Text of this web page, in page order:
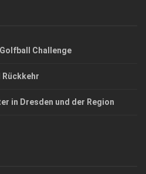
Challenge
Rückkehr
in Dresden und der Region